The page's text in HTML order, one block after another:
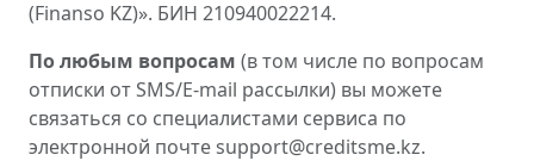
(Finanso KZ)». БИН 210940022214.
По любым вопросам (в том числе по вопросам
отписки от SMS/E-mail рассылки) вы можете
связаться со специалистами сервиса по
электронной почте support@creditsme.kz.